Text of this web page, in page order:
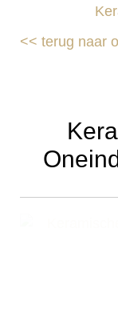
<<terug naar